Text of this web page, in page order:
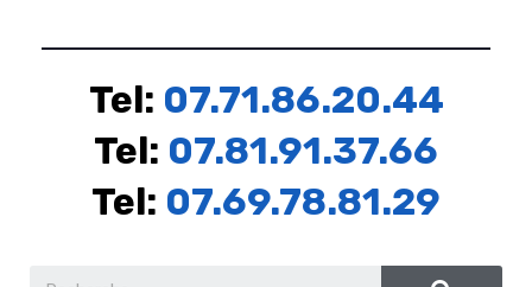
Tel: 07.71.86.20.44
Tel: 07.81.91.37.66
Tel: 07.69.78.81.29